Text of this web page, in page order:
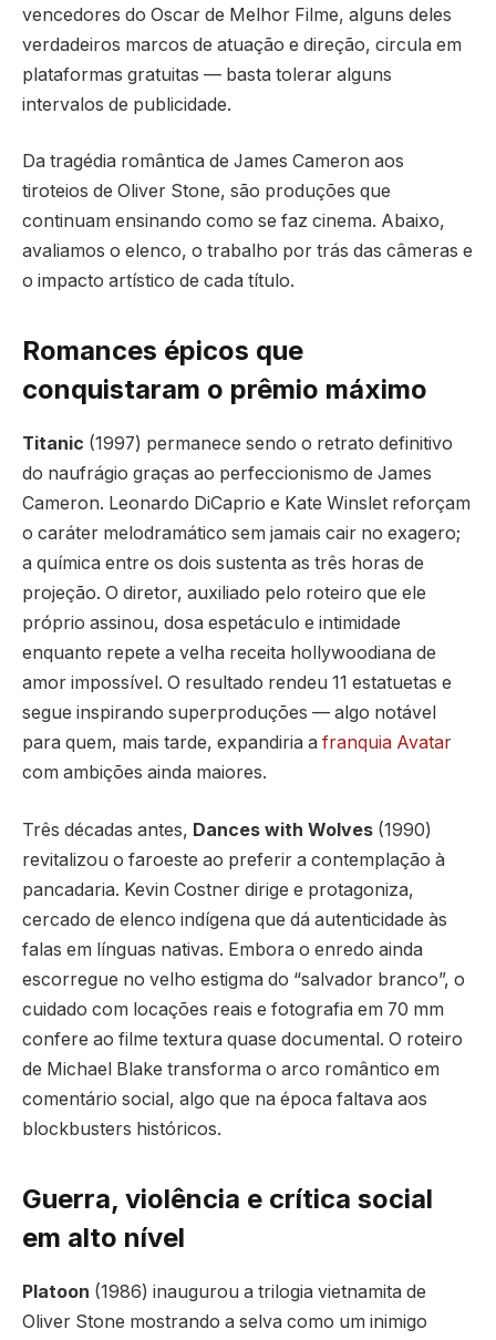
vencedores do Oscar de Melhor Filme, alguns deles
verdadeiros marcos de atuação e direção, circula em
plataformas gratuitas — basta tolerar alguns
intervalos de publicidade.
Da tragédia romântica de James Cameron aos
tiroteios de Oliver Stone, são produções que
continuam ensinando como se faz cinema. Abaixo,
avaliamos o elenco, o trabalho por trás das câmeras e
o impacto artístico de cada título.
Romances épicos que
conquistaram o prêmio máximo
Titanic (1997) permanece sendo o retrato definitivo
do naufrágio graças ao perfeccionismo de James
Cameron. Leonardo DiCaprio e Kate Winslet reforçam
o caráter melodramático sem jamais cair no exagero;
a química entre os dois sustenta as três horas de
projeção. O diretor, auxiliado pelo roteiro que ele
próprio assinou, dosa espetáculo e intimidade
enquanto repete a velha receita hollywoodiana de
amor impossível. O resultado rendeu 11 estatuetas e
segue inspirando superproduções — algo notável
para quem, mais tarde, expandiria a franquia Avatar
com ambições ainda maiores.
Três décadas antes, Dances with Wolves (1990)
revitalizou o faroeste ao preferir a contemplação à
pancadaria. Kevin Costner dirige e protagoniza,
cercado de elenco indígena que dá autenticidade às
falas em línguas nativas. Embora o enredo ainda
escorregue no velho estigma do “salvador branco”, o
cuidado com locações reais e fotografia em 70 mm
confere ao filme textura quase documental. O roteiro
de Michael Blake transforma o arco romântico em
comentário social, algo que na época faltava aos
blockbusters históricos.
Guerra, violência e crítica social
em alto nível
Platoon (1986) inaugurou a trilogia vietnamita de
Oliver Stone mostrando a selva como um inimigo